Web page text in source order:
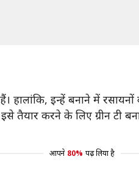
हालांकि, इन्हें बनाने में
करने के लिए ग्रीन टी
आपने 80% पढ़ लिया है